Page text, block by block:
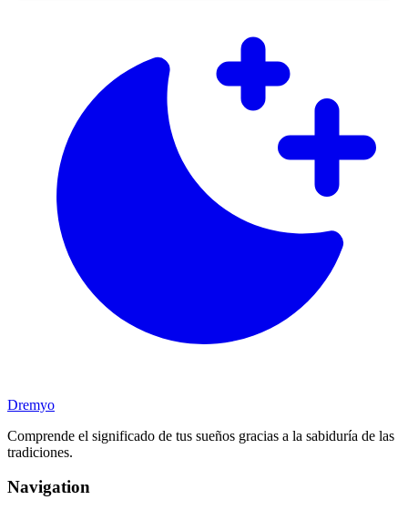
Dremyo
Comprende el significado de tus sueños gracias a la sabiduría de las
tradiciones.
Navigation